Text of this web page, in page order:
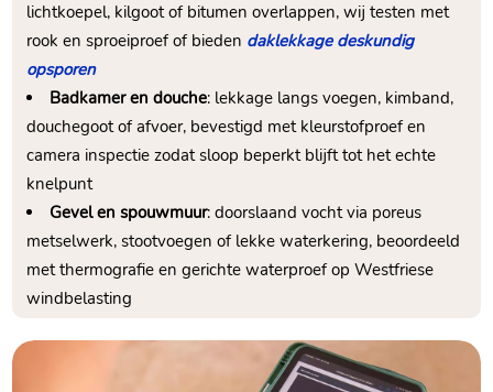
lichtkoepel, kilgoot of bitumen overlappen, wij testen met
rook en sproeiproef of bieden daklekkage deskundig
opsporen
Badkamer en douche: lekkage langs voegen, kimband,
douchegoot of afvoer, bevestigd met kleurstofproef en
camera inspectie zodat sloop beperkt blijft tot het echte
knelpunt
Gevel en spouwmuur: doorslaand vocht via poreus
metselwerk, stootvoegen of lekke waterkering, beoordeeld
met thermografie en gerichte waterproef op Westfriese
windbelasting